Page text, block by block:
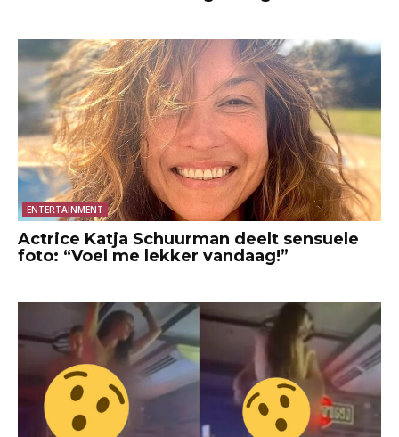
ENTERTAINMENT
Actrice Katja Schuurman deelt sensuele
foto: “Voel me lekker vandaag!”